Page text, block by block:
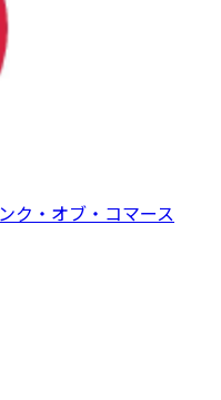
ク・オブ・コマース